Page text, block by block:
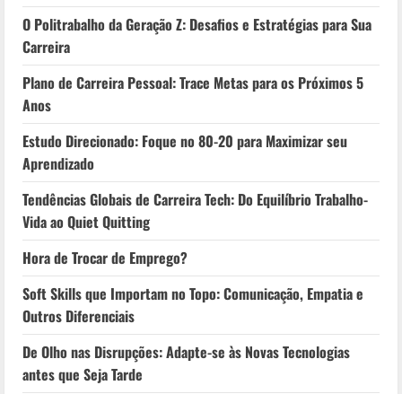
O Politrabalho da Geração Z: Desafios e Estratégias para Sua
Carreira
Plano de Carreira Pessoal: Trace Metas para os Próximos 5
Anos
Estudo Direcionado: Foque no 80-20 para Maximizar seu
Aprendizado
Tendências Globais de Carreira Tech: Do Equilíbrio Trabalho-
Vida ao Quiet Quitting
Hora de Trocar de Emprego?
Soft Skills que Importam no Topo: Comunicação, Empatia e
Outros Diferenciais
De Olho nas Disrupções: Adapte-se às Novas Tecnologias
antes que Seja Tarde